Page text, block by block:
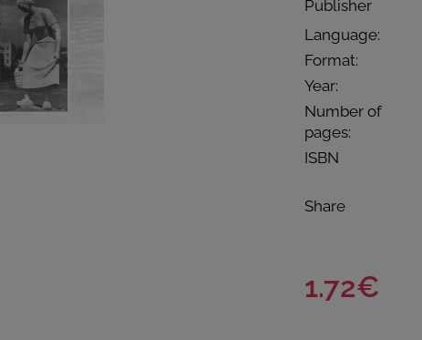
Publisher
Language:
Format:
Year:
Number of
pages:
ISBN
Share
1.72€